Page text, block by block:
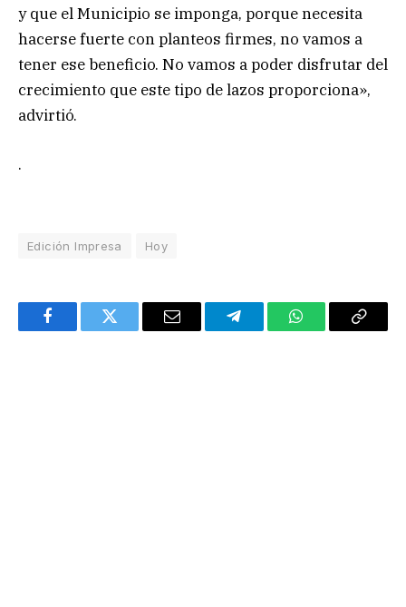
y que el Municipio se imponga, porque necesita
hacerse fuerte con planteos firmes, no vamos a
tener ese beneficio. No vamos a poder disfrutar del
crecimiento que este tipo de lazos proporciona»,
advirtió.
.
Edición Impresa Hoy
FacebookTwitter Email TelegramWhatsAppCopy